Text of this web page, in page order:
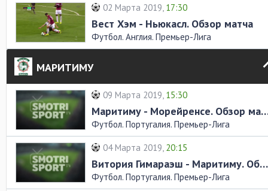
02 Марта 2019, 17:30
Вест Хэм - Ньюкасл. Обзор матча
Футбол. Англия. Премьер-Лига
МАРИТИМУ
09 Марта 2019, 15:30
Маритиму -
Футбол. Португалия. Премьер-Лига
04 Марта 2019, 20:15
Витория Гимараэш - Маритиму. Обзор матча
Футбол. Португалия. Премьер-Лига